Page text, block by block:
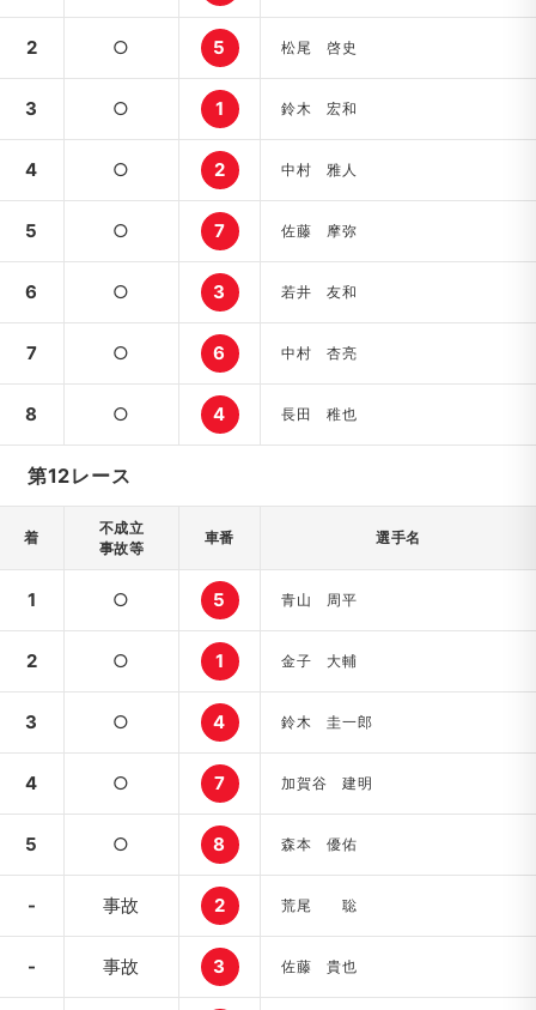
2 ○ 5 松尾 啓史
3 ○ 1 鈴木 宏和
4 ○ 2 中村 雅人
5 ○ 7 佐藤 摩弥
6 ○ 3 若井 友和
7 ○ 6 中村 杏亮
8 ○ 4 長田 稚也
第12レース
着
不成立
事故等
車番 選手名
1 ○ 5 青山 周平
2 ○ 1 金子 大輔
3 ○ 4 鈴木 圭一郎
4 ○ 7 加賀谷 建明
5 ○ 8 森本 優佑
- 事故 2 荒尾 聡
- 事故 3 佐藤 貴也